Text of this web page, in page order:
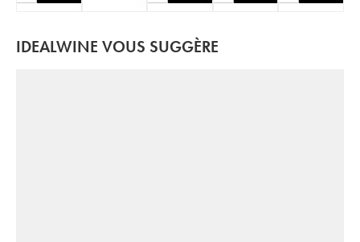
IDEALWINE VOUS SUGGÈRE